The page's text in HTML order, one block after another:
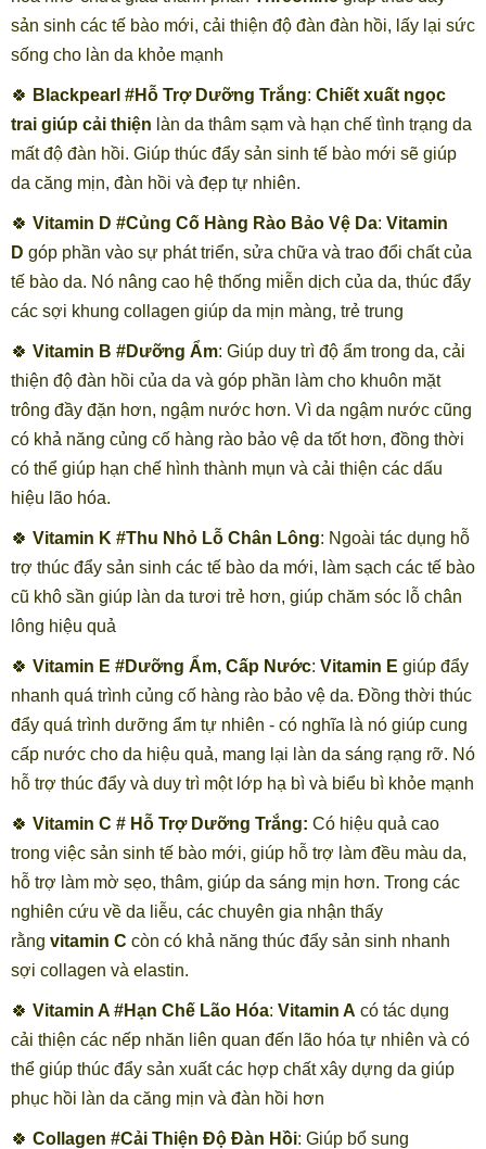
sản sinh các tế bào mới, cải thiện độ đàn đàn hồi, lấy lại sức
sống cho làn da khỏe mạnh
🍀 Blackpearl #Hỗ Trợ Dưỡng Trắng: Chiết xuất ngọc
trai giúp cải thiện làn da thâm sạm và hạn chế tình trạng da
mất độ đàn hồi. Giúp thúc đẩy sản sinh tế bào mới sẽ giúp
da căng mịn, đàn hồi và đẹp tự nhiên.
🍀 Vitamin D #Củng Cố Hàng Rào Bảo Vệ Da: Vitamin
D góp phần vào sự phát triển, sửa chữa và trao đổi chất của
tế bào da. Nó nâng cao hệ thống miễn dịch của da, thúc đẩy
các sợi khung collagen giúp da mịn màng, trẻ trung
🍀 Vitamin B #Dưỡng Ẩm: Giúp duy trì độ ẩm trong da, cải
thiện độ đàn hồi của da và góp phần làm cho khuôn mặt
trông đầy đặn hơn, ngậm nước hơn. Vì da ngậm nước cũng
có khả năng củng cố hàng rào bảo vệ da tốt hơn, đồng thời
có thể giúp hạn chế hình thành mụn và cải thiện các dấu
hiệu lão hóa.
🍀 Vitamin K #Thu Nhỏ Lỗ Chân Lông: Ngoài tác dụng hỗ
trợ thúc đẩy sản sinh các tế bào da mới, làm sạch các tế bào
cũ khô sần giúp làn da tươi trẻ hơn, giúp chăm sóc lỗ chân
lông hiệu quả
🍀 Vitamin E #Dưỡng Ẩm, Cấp Nước: Vitamin E giúp đẩy
nhanh quá trình củng cố hàng rào bảo vệ da. Đồng thời thúc
đẩy quá trình dưỡng ẩm tự nhiên - có nghĩa là nó giúp cung
cấp nước cho da hiệu quả, mang lại làn da sáng rạng rỡ. Nó
hỗ trợ thúc đẩy và duy trì một lớp hạ bì và biểu bì khỏe mạnh
🍀 Vitamin C # Hỗ Trợ Dưỡng Trắng: Có hiệu quả cao
trong việc sản sinh tế bào mới, giúp hỗ trợ làm đều màu da,
hỗ trợ làm mờ sẹo, thâm, giúp da sáng mịn hơn. Trong các
nghiên cứu về da liễu, các chuyên gia nhận thấy
rằng vitamin C còn có khả năng thúc đẩy sản sinh nhanh
sợi collagen và elastin.
🍀 Vitamin A #Hạn Chế Lão Hóa: Vitamin A có tác dụng
cải thiện các nếp nhăn liên quan đến lão hóa tự nhiên và có
thể giúp thúc đẩy sản xuất các hợp chất xây dựng da giúp
phục hồi làn da căng mịn và đàn hồi hơn
🍀 Collagen #Cải Thiện Độ Đàn Hồi: Giúp bổ sung